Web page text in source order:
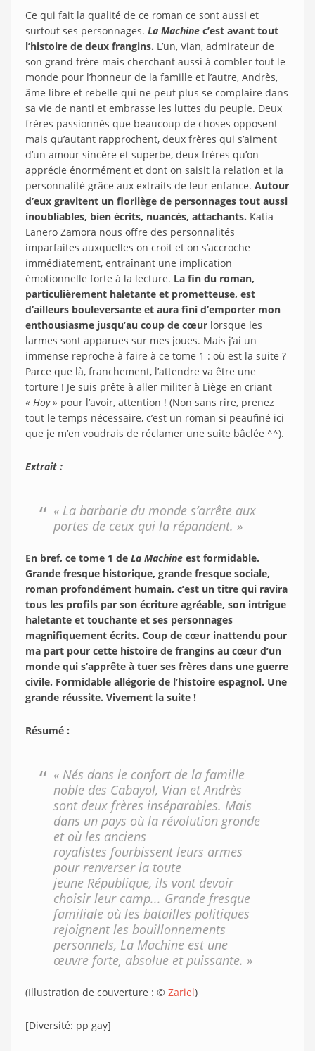
Ce qui fait la qualité de ce roman ce sont aussi et
surtout ses personnages. La Machine c’est avant tout
l’histoire de deux frangins. L’un, Vian, admirateur de
son grand frère mais cherchant aussi à combler tout le
monde pour l’honneur de la famille et l’autre, Andrès,
âme libre et rebelle qui ne peut plus se complaire dans
sa vie de nanti et embrasse les luttes du peuple. Deux
frères passionnés que beaucoup de choses opposent
mais qu’autant rapprochent, deux frères qui s’aiment
d’un amour sincère et superbe, deux frères qu’on
apprécie énormément et dont on saisit la relation et la
personnalité grâce aux extraits de leur enfance. Autour
d’eux gravitent un florilège de personnages tout aussi
inoubliables, bien écrits, nuancés, attachants. Katia
Lanero Zamora nous offre des personnalités
imparfaites auxquelles on croit et on s’accroche
immédiatement, entraînant une implication
émotionnelle forte à la lecture. La fin du roman,
particulièrement haletante et prometteuse, est
d’ailleurs bouleversante et aura fini d’emporter mon
enthousiasme jusqu’au coup de cœur lorsque les
larmes sont apparues sur mes joues. Mais j’ai un
immense reproche à faire à ce tome 1 : où est la suite ?
Parce que là, franchement, l’attendre va être une
torture ! Je suis prête à aller militer à Liège en criant
« Hoy » pour l’avoir, attention ! (Non sans rire, prenez
tout le temps nécessaire, c’est un roman si peaufiné ici
que je m’en voudrais de réclamer une suite bâclée ^^).
Extrait :
« La barbarie du monde s’arrête aux
portes de ceux qui la répandent. »
En bref, ce tome 1 de La Machine est formidable.
Grande fresque historique, grande fresque sociale,
roman profondément humain, c’est un titre qui ravira
tous les profils par son écriture agréable, son intrigue
haletante et touchante et ses personnages
magnifiquement écrits. Coup de cœur inattendu pour
ma part pour cette histoire de frangins au cœur d’un
monde qui s’apprête à tuer ses frères dans une guerre
civile. Formidable allégorie de l’histoire espagnol. Une
grande réussite. Vivement la suite !
Résumé :
« Nés dans le confort de la famille
noble des Cabayol, Vian et Andrès
sont deux frères inséparables. Mais
dans un pays où la révolution gronde
et où les anciens
royalistes fourbissent leurs armes
pour renverser la toute
jeune République, ils vont devoir
choisir leur camp... Grande fresque
familiale où les batailles politiques
rejoignent les bouillonnements
personnels, La Machine est une
œuvre forte, absolue et puissante. »
(Illustration de couverture : © Zariel)
[Diversité: pp gay]